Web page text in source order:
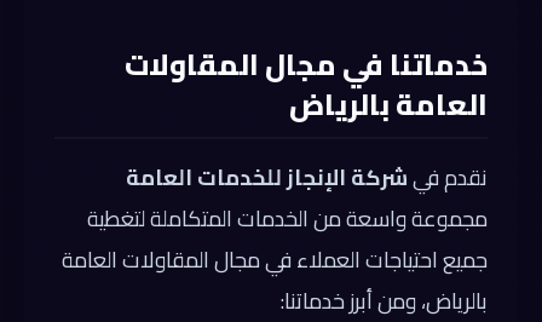
خدماتنا في مجال المقاولات
العامة بالرياض
نقدم فيشركة الإنجاز للخدمات العامة
مجموعة واسعة من الخدمات المتكاملة لتغطية
جميع احتياجات العملاء في مجال المقاولات العامة
بالرياض، ومن أبرز خدماتنا: